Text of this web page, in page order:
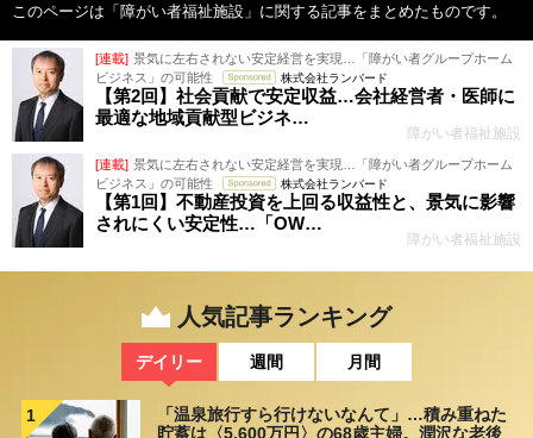
このページは「障がい者福祉施設」に関する記事をまとめたものです。
[連載] 景気に左右されない安定経営を実現…「障がい者グループホーム
ビジネス」の可能性
株式会社ランバード
【第2回】社会貢献で安定収益…会社経営者・医師に
最適な地域貢献型ビジネ…
障がい者福祉施設
[連載] 景気に左右されない安定経営を実現…「障がい者グループホーム
ビジネス」の可能性
株式会社ランバード
【第1回】不動産投資を上回る収益性と、景気に影響
されにくい安定性…「OW…
障がい者福祉施設
人気記事ランキング
デイリー 週間 月間
1
「温泉旅行すら行けないなんて」…積み重ねた
貯蓄は〈5,600万円〉の68歳主婦。潤沢な老後